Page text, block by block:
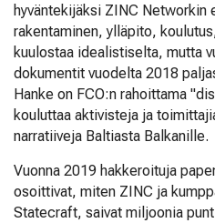
hyväntekijäksi ZINC Networkin
rakentaminen, ylläpito,
kuulostaa idealistiselta, mutta
dokumentit vuodelta 2018
Hanke on FCO:n rahoittama
kouluttaa aktivisteja ja
narratiiveja Baltiasta Balkanille.
Vuonna 2019 hakkeroituja
osoittivat, miten ZINC ja
Statecraft, saivat miljoonia